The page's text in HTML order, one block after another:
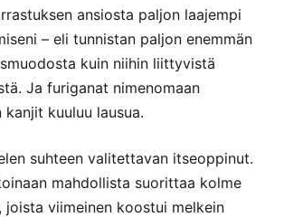
ansiosta paljon laajempi
– eli tunnistan paljon enemmän
kuin niihin liittyvistä
Ja furiganat nimenomaan
kuuluu lausua.
suhteen valitettavan itseoppinut.
mahdollista suorittaa kolme
joista viimeinen koostui melkein